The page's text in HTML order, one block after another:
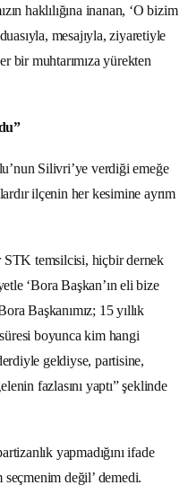
haklılığına inanan, ‘O bizim
mesajıyla, ziyaretiyle
bir muhtarımıza yürekten
Silivri’ye verdiği emeğe
ilçenin her kesimine ayrım
temsilcisi, hiçbir dernek
‘Bora Başkan’ın eli bize
Başkanımız; 15 yıllık
boyunca kim hangi
geldiyse, partisine,
fazlasını yaptı” şeklinde
yapmadığını ifade
değil’ demedi.